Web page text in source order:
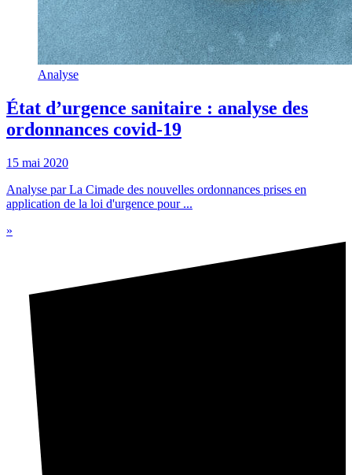
Analyse
État d’urgence sanitaire : analyse des
ordonnances covid-19
15 mai 2020
Analyse par La Cimade des nouvelles ordonnances prises en
application de la loi d'urgence pour ...
»